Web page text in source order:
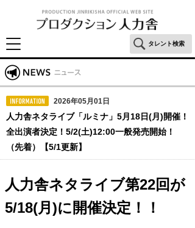
タレント検索
2026年05月01日
人力舎ネタライブ「ルミナ」5月18日(月)開催！
全出演者決定！5/2(土)12:00一般発売開始！
（先着）【5/1更新】
人力舎ネタライブ第22回が
5/18(月)に開催決定！！